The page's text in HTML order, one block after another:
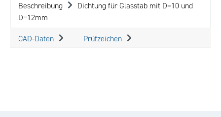
Beschreibung
Dichtung für Glasstab mit D=10 und
D=12mm
CAD-Daten Prüfzeichen